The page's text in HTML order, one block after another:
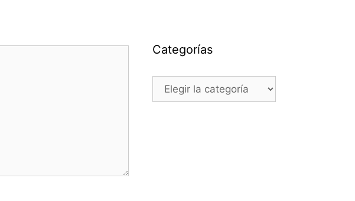
Categorías
Categorías